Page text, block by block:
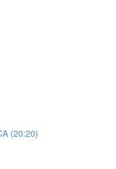
(20:20)